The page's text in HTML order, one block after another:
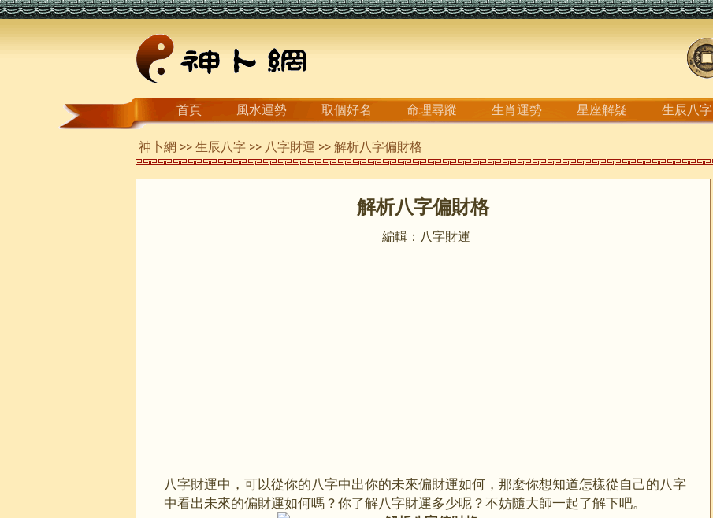
首頁 風水運勢 取個好名 命理尋蹤 生肖運勢 星座解疑 生辰八字
神卜網 >> 生辰八字 >> 八字財運 >> 解析八字偏財格
解析八字偏財格
編輯：八字財運
八字財運中，可以從你的八字中出你的未來偏財運如何，那麼你想知道怎樣從自己的八字
中看出未來的偏財運如何嗎？你了解八字財運多少呢？不妨隨大師一起了解下吧。